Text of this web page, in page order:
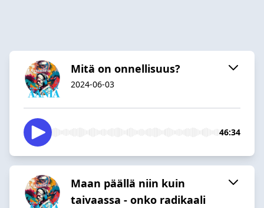
Mitä on onnellisuus?
2024-06-03
46:34
Maan päällä niin kuin
taivaassa - onko radikaali